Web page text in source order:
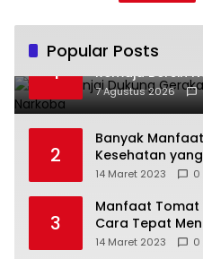
Popular Posts
1
TP PKK Binjai
Remaja Bersih
7 Agustus 2026
2
Banyak
Kesehatan
14 Maret 2023 0
3
Manfaat Tomat
Cara Tepat
14 Maret 2023 0